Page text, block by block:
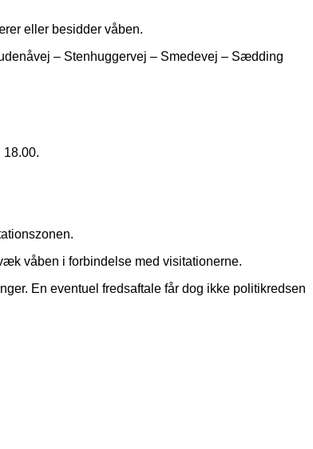
eller besidder våben.
– Stenhuggervej – Smedevej – Sædding
våben i forbindelse med visitationerne.
En eventuel fredsaftale får dog ikke politikredsen